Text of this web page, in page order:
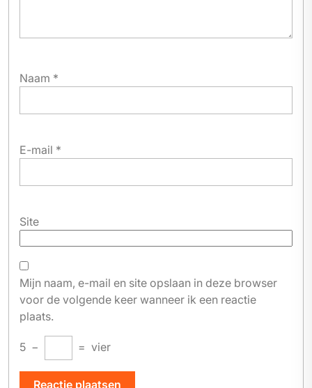
Naam *
E-mail *
Site
Mijn naam, e-mail en site opslaan in deze browser
voor de volgende keer wanneer ik een reactie
plaats.
5 − = vier